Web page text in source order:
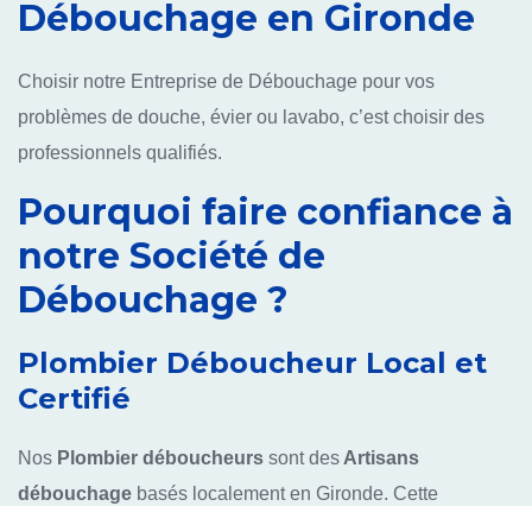
Débouchage en Gironde
Choisir notre Entreprise de Débouchage pour vos
problèmes de douche, évier ou lavabo, c’est choisir des
professionnels qualifiés.
Pourquoi faire confiance à
notre Société de
Débouchage ?
Plombier Déboucheur Local et
Certifié
Nos Plombier déboucheurs sont des Artisans
débouchage basés localement en Gironde. Cette